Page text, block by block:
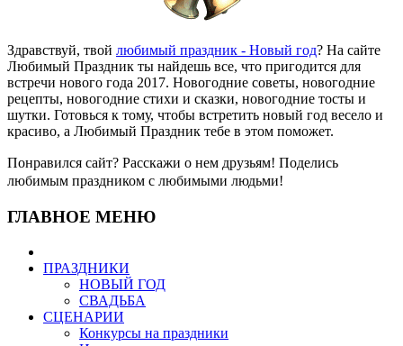
Здравствуй, твой любимый праздник - Новый год? На сайте
Любимый Праздник ты найдешь все, что пригодится для
встречи нового года 2017. Новогодние советы, новогодние
рецепты, новогодние стихи и сказки, новогодние тосты и
шутки. Готовься к тому, чтобы встретить новый год весело и
красиво, а Любимый Праздник тебе в этом поможет.
Понравился сайт? Расскажи о нем друзьям! Поделись
любимым праздником с любимыми людьми!
ГЛАВНОЕ МЕНЮ
ПРАЗДНИКИ
НОВЫЙ ГОД
СВАДЬБА
СЦЕНАРИИ
Конкурсы на праздники